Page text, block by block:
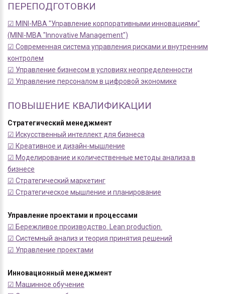
ПЕРЕПОДГОТОВКИ
☑ MINI-MBA "Управление корпоративными инновациями"
(MINI-MBA "Innovative Management")
☑ Современная система управления рисками и внутренним
контролем
☑ Управление бизнесом в условиях неопределенности
☑ Управление персоналом в цифровой экономике
ПОВЫШЕНИЕ КВАЛИФИКАЦИИ
Стратегический менеджмент
☑ Искусственный интеллект для бизнеса
☑ Креативное и дизайн-мышление
☑ Моделирование и количественные методы анализа в
бизнесе
☑ Стратегический маркетинг
☑ Стратегическое мышление и планирование
Управление проектами и процессами
☑ Бережливое производство. Lean production.
☑ Системный анализ и теория принятия решений
☑ Управление проектами
Инновационный менеджмент
☑ Машинное обучение